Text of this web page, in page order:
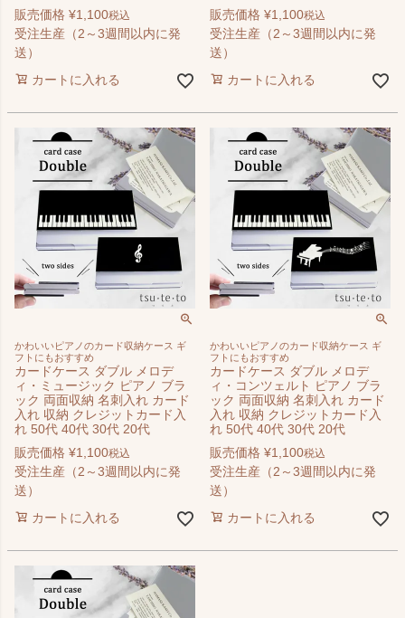
販売価格 ¥1,100税込
受注生産（2～3週間以内に発
送）
カートに入れる
販売価格 ¥1,100税込
受注生産（2～3週間以内に発
送）
カートに入れる
かわいいピアノのカード収納ケース ギ
フトにもおすすめ
カードケース ダブル メロデ
ィ・ミュージック ピアノ ブラ
ック 両面収納 名刺入れ カード
入れ 収納 クレジットカード入
れ 50代 40代 30代 20代
販売価格 ¥1,100税込
受注生産（2～3週間以内に発
送）
カートに入れる
かわいいピアノのカード収納ケース ギ
フトにもおすすめ
カードケース ダブル メロデ
ィ・コンツェルト ピアノ ブラ
ック 両面収納 名刺入れ カード
入れ 収納 クレジットカード入
れ 50代 40代 30代 20代
販売価格 ¥1,100税込
受注生産（2～3週間以内に発
送）
カートに入れる